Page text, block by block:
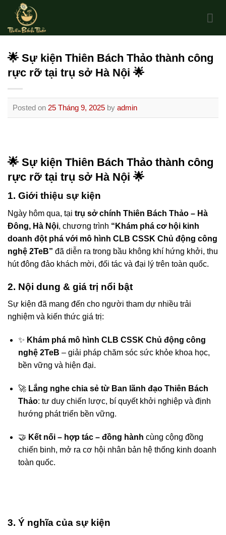
content
🌟 Sự kiện Thiên Bách Thảo thành công
rực rỡ tại trụ sở Hà Nội 🌟
Posted on 25 Tháng 9, 2025 by admin
🌟 Sự kiện Thiên Bách Thảo thành công
rực rỡ tại trụ sở Hà Nội 🌟
1. Giới thiệu sự kiện
Ngày hôm qua, tại trụ sở chính Thiên Bách Thảo – Hà
Đông, Hà Nội, chương trình “Khám phá cơ hội kinh
doanh đột phá với mô hình CLB CSSK Chủ động công
nghệ 2TeB” đã diễn ra trong bầu không khí hứng khởi, thu
hút đông đảo khách mời, đối tác và đại lý trên toàn quốc.
2. Nội dung & giá trị nổi bật
Sự kiện đã mang đến cho người tham dự nhiều trải
nghiệm và kiến thức giá trị:
✨ Khám phá mô hình CLB CSSK Chủ động công
nghệ 2TeB – giải pháp chăm sóc sức khỏe khoa học,
bền vững và hiện đại.
🚀 Lắng nghe chia sẻ từ Ban lãnh đạo Thiên Bách
Thảo: tư duy chiến lược, bí quyết khởi nghiệp và định
hướng phát triển bền vững.
🤝 Kết nối – hợp tác – đồng hành cùng cộng đồng
chiến binh, mở ra cơ hội nhân bản hệ thống kinh doanh
toàn quốc.
3. Ý nghĩa của sự kiện